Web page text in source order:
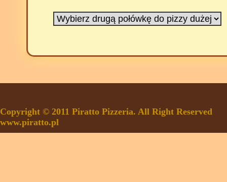
Copyright © 2011 Piratto Pizzeria. All Right Reserved
www.piratto.pl